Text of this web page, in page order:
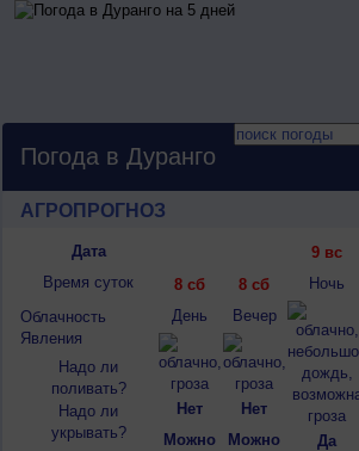
Погода в Дуранго
АГРОПРОГНОЗ
Дата
Время суток
Облачность
Явления
Надо ли
поливать?
Надо ли
укрывать?
8 сб
День
Нет
Можно
8 сб
Вечер
Нет
Можно
9 вс
Ночь
Да